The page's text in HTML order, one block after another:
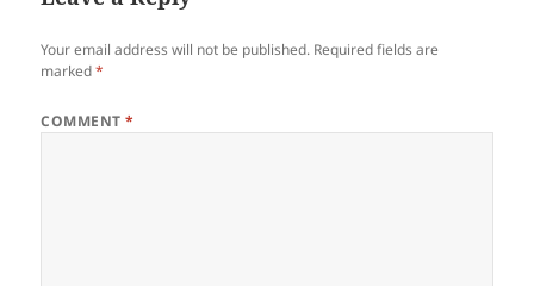
Your email address will not be published. Required fields are
marked*
COMMENT*